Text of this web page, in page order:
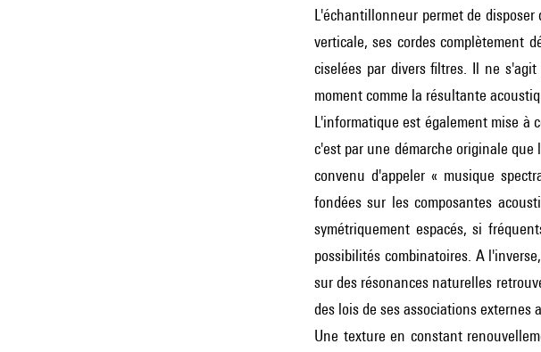
L'échantillonneur permet de
verticale, ses cordes complètement
ciselées par divers filtres. Il ne
moment comme la résultante
L'informatique est également mise à
c'est par une démarche originale
convenu d'appeler « musique
fondées sur les composantes
symétriquement espacés, si
possibilités combinatoires. A
sur des résonances naturelles
des lois de ses associations externes
Une texture en constant